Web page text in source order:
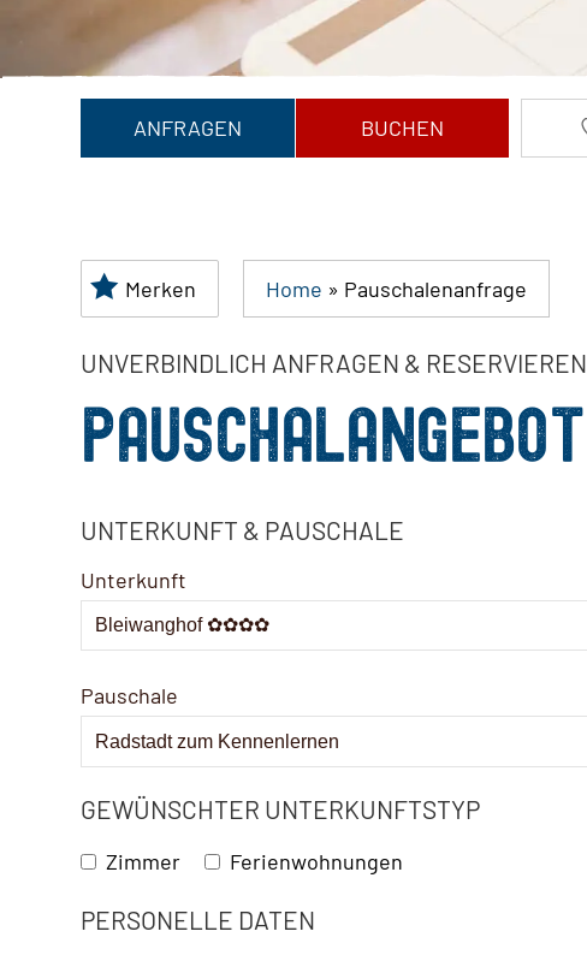
ANFRAGEN BUCHEN
Merken Home » Pauschalenanfrage
UNVERBINDLICH ANFRAGEN & RESERVIEREN
PAUSCHALANGEBOT
UNTERKUNFT & PAUSCHALE
Unterkunft
Pauschale
GEWÜNSCHTER UNTERKUNFTSTYP
Zimmer Ferienwohnungen
Email
PERSONELLE DATEN